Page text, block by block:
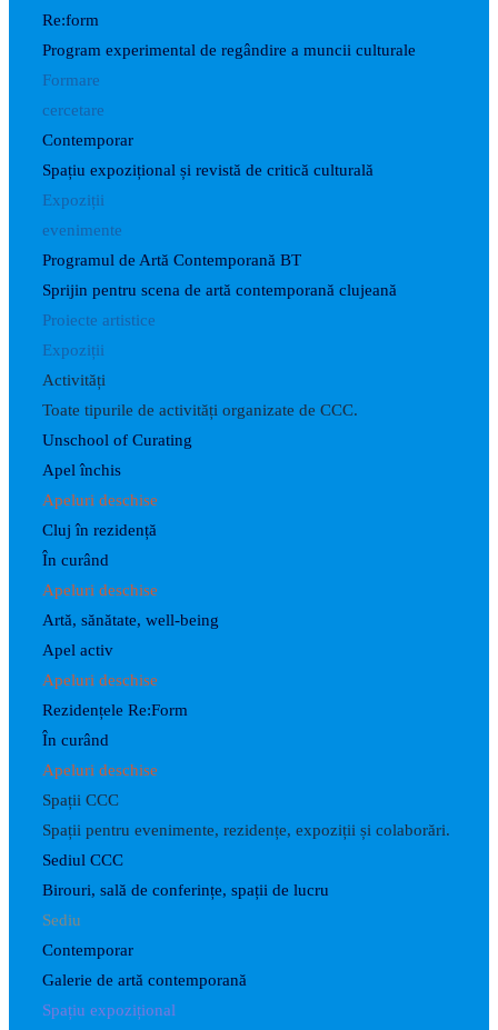
Re:form
Program experimental de regândire a muncii culturale
Formare
cercetare
Contemporar
Spațiu expozițional și revistă de critică culturală
Expoziții
evenimente
Programul de Artă Contemporană BT
Sprijin pentru scena de artă contemporană clujeană
Proiecte artistice
Expoziții
Activități
Toate tipurile de activități organizate de CCC.
Unschool of Curating
Apel închis
Apeluri deschise
Cluj în rezidență
În curând
Apeluri deschise
Artă, sănătate, well-being
Apel activ
Apeluri deschise
Rezidențele Re:Form
În curând
Apeluri deschise
Spații CCC
Spații pentru evenimente, rezidențe, expoziții și colaborări.
Sediul CCC
Birouri, sală de conferințe, spații de lucru
Sediu
Contemporar
Galerie de artă contemporană
Spațiu expozițional